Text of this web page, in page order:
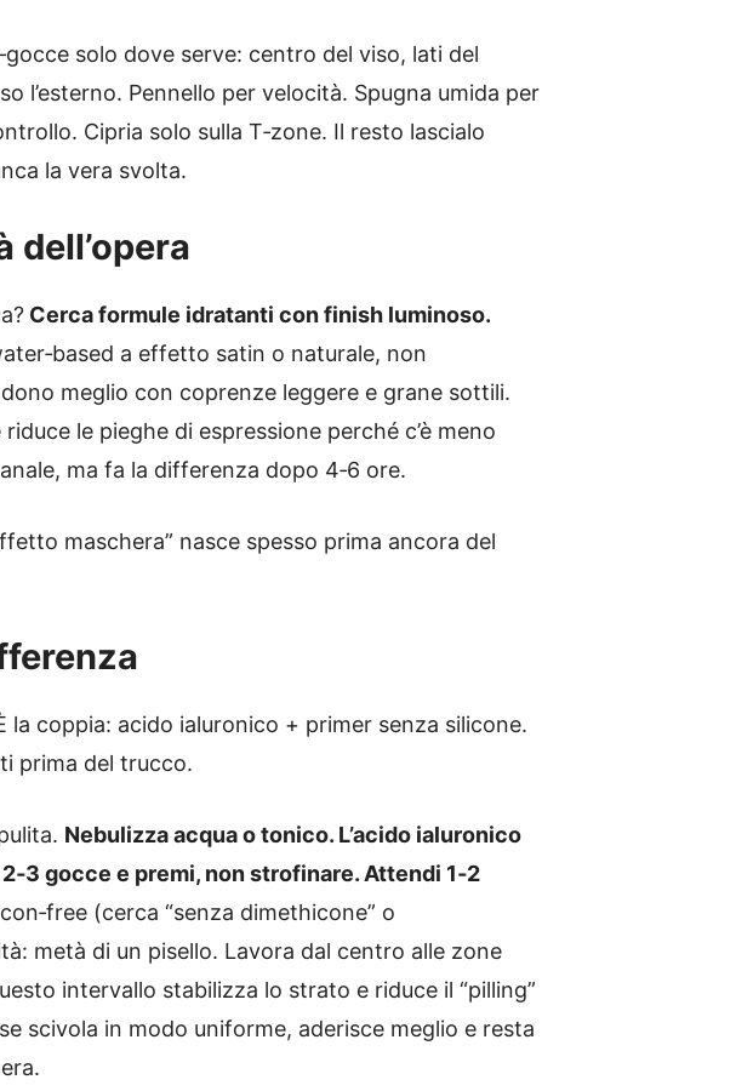
solo dove serve: centro del viso, lati del
l’esterno. Pennello per velocità. Spugna umida per
Cipria solo sulla T‑zone. Il resto lascialo
la vera svolta.
dell’opera
Cerca formule idratanti con finish luminoso.
a effetto satin o naturale, non
meglio con coprenze leggere e grane sottili.
le pieghe di espressione perché c’è meno
ma fa la differenza dopo 4‑6 ore.
maschera” nasce spesso prima ancora del
coppia: acido ialuronico + primer senza silicone.
prima del trucco.
Nebulizza acqua o tonico. L’acido ialuronico
gocce e premi, non strofinare. Attendi 1‑2
(cerca “senza dimethicone” o
metà di un pisello. Lavora dal centro alle zone
intervallo stabilizza lo strato e riduce il “pilling”
scivola in modo uniforme, aderisce meglio e resta